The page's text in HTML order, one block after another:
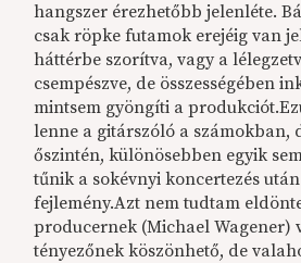
hangszer érezhetőbb jelenléte.
csak röpke futamok erejéig van
háttérbe szorítva, vagy a
csempészve, de összességében
mintsem gyöngíti a
lenne a gitárszóló a számokban,
őszintén, különösebben egyik
tűnik a sokévnyi koncertezés
fejlemény.Azt nem tudtam
producernek (Michael Wagener)
tényezőnek köszönhető, de